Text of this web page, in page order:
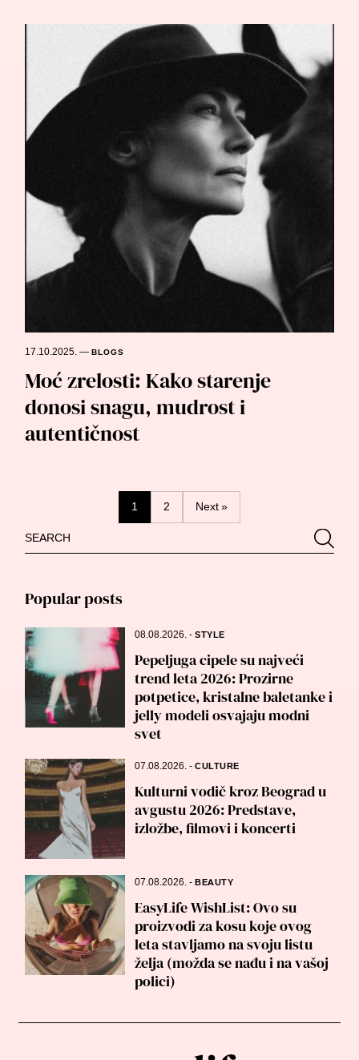
17.10.2025.—BLOGS
Moć zrelosti: Kako starenje
donosi snagu, mudrost i
autentičnost
navigation
1 2 Next »
Search
for:
Popular posts
08.08.2026.-STYLE
Pepeljuga cipele su najveći
trend leta 2026: Prozirne
potpetice, kristalne baletanke i
jelly modeli osvajaju modni
svet
07.08.2026.-CULTURE
Kulturni vodič kroz Beograd u
avgustu 2026: Predstave,
izložbe, filmovi i koncerti
07.08.2026.-BEAUTY
EasyLife WishList: Ovo su
proizvodi za kosu koje ovog
leta stavljamo na svoju listu
želja (možda se nađu i na vašoj
polici)